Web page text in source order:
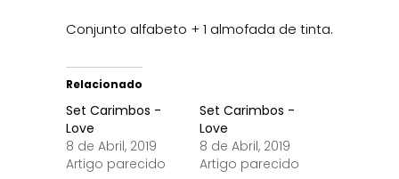
Conjunto alfabeto + 1 almofada de tinta.
Relacionado
Set Carimbos -
Love
8 de Abril, 2019
Artigo parecido
Set Carimbos -
Love
8 de Abril, 2019
Artigo parecido